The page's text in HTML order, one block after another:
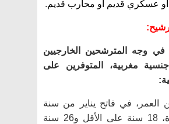
أو عسكري قديم أو محارب قديم.
في وجه المترشحين الخارجيين
مغربية، المتوفرين على
العمر، في فاتح يناير من سنة
إجراء المباراة، 18 سنة على الأقل و26 سنة